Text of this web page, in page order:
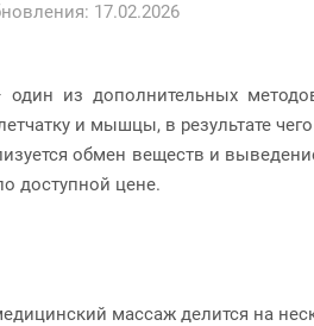
17.02.2026
из дополнительных
и мышцы, в результате
обмен веществ и
доступной цене.
массаж делится на